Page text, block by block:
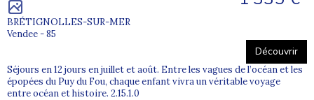
BRÉTIGNOLLES-SUR-MER
Vendee - 85
Découvrir
Séjours en 12 jours en juillet et août. Entre les vagues de l’océan et les
épopées du Puy du Fou, chaque enfant vivra un véritable voyage
entre océan et histoire. 2.15.1.0